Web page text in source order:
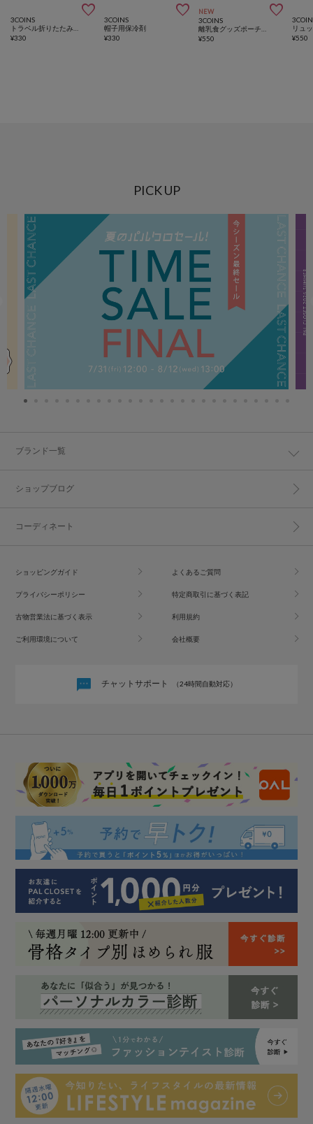

3COINS
¥330

3COINS
帽子用保冷剤
¥330
NEW 
3COINS
¥550
リュ
¥550
PICK UP
ブランド一覧
ショップブログ
コーディネート
ショッピングガイド よくあるご質問
プライバシーポリシー 特定商取引に基づく表記
古物営業法に基づく表示 利用規約
ご利用環境について 会社概要
チャットサポート （24時間自動対応）